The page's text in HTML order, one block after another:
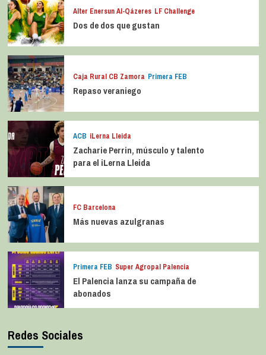
Alter Enersun Al-Qázeres LF Challenge
Dos de dos que gustan
Caja Rural CB Zamora Primera FEB
Repaso veraniego
ACB iLerna Lleida
Zacharie Perrin, músculo y talento
para el iLerna Lleida
FC Barcelona
Más nuevas azulgranas
Primera FEB Super Agropal Palencia
El Palencia lanza su campaña de
abonados
Redes Sociales